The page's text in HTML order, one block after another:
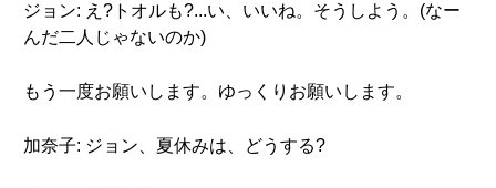
ジョン: え?トオルも?...い、いいね。そうしよう。(なー
んだ二人じゃないのか)
もう一度お願いします。ゆっくりお願いします。
加奈子: ジョン、夏休みは、どうする?